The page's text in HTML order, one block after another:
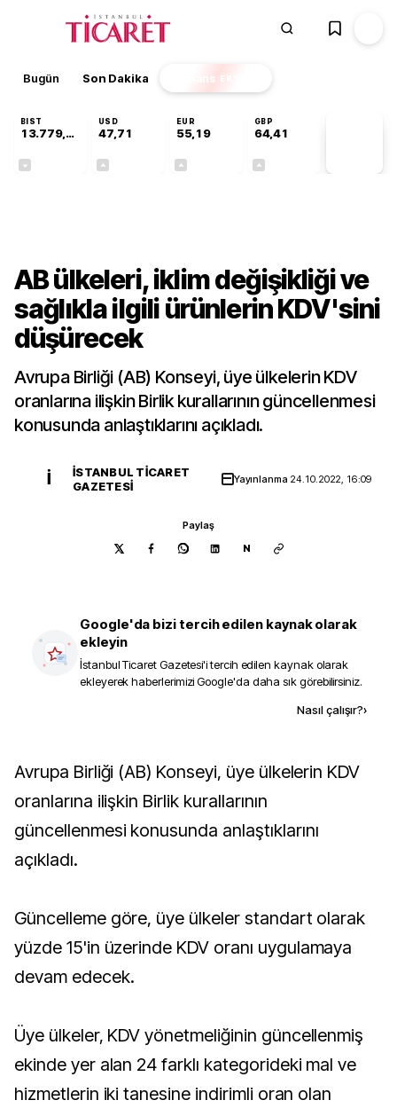
Bugün Son Dakika Finans EKSTRA
BIST
13.779,39
USD
47,71
EUR
55,19
GBP
64,41
AB ülkeleri, iklim değişikliği ve
sağlıkla ilgili ürünlerin KDV'sini
düşürecek
Avrupa Birliği (AB) Konseyi, üye ülkelerin KDV
oranlarına ilişkin Birlik kurallarının güncellenmesi
konusunda anlaştıklarını açıkladı.
İ
İSTANBUL TICARET
GAZETESI
Yayınlanma 24.10.2022, 16:09
Paylaş
N
Google'da bizi tercih edilen kaynak olarak
ekleyin
İstanbul Ticaret Gazetesi'i tercih edilen kaynak olarak
ekleyerek haberlerimizi Google'da daha sık görebilirsiniz.
Nasıl çalışır?›
Avrupa Birliği (AB) Konseyi, üye ülkelerin KDV
oranlarına ilişkin Birlik kurallarının
güncellenmesi konusunda anlaştıklarını
açıkladı.
Güncelleme göre, üye ülkeler standart olarak
yüzde 15'in üzerinde KDV oranı uygulamaya
devam edecek.
Üye ülkeler, KDV yönetmeliğinin güncellenmiş
ekinde yer alan 24 farklı kategorideki mal ve
hizmetlerin iki tanesine indirimli oran olan